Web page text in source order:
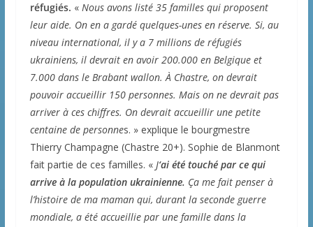
réfugiés. « Nous avons listé 35 familles qui proposent
leur aide. On en a gardé quelques-unes en réserve. Si, au
niveau international, il y a 7 millions de réfugiés
ukrainiens, il devrait en avoir 200.000 en Belgique et
7.000 dans le Brabant wallon. À Chastre, on devrait
pouvoir accueillir 150 personnes. Mais on ne devrait pas
arriver à ces chiffres. On devrait accueillir une petite
centaine de personnes. » explique le bourgmestre
Thierry Champagne (Chastre 20+). Sophie de Blanmont
fait partie de ces familles. « J‘ai été touché par ce qui
arrive à la population ukrainienne. Ça me fait penser à
l’histoire de ma maman qui, durant la seconde guerre
mondiale, a été accueillie par une famille dans la